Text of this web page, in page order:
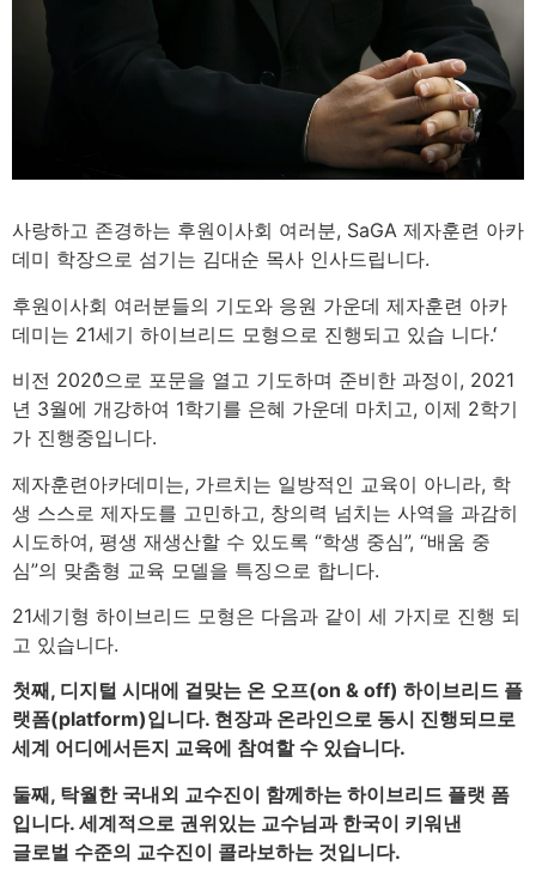
사랑하고 존경하는 후원이사회 여러분, SaGA 제자훈련 아카
데미 학장으로 섬기는 김대순 목사 인사드립니다.
후원이사회 여러분들의 기도와 응원 가운데 제자훈련 아카
데미는 21세기 하이브리드 모형으로 진행되고 있습 니다. ̒
비전 2020̓으로 포문을 열고 기도하며 준비한 과정이, 2021
년 3월에 개강하여 1학기를 은혜 가운데 마치고, 이제 2학기
가 진행중입니다.
제자훈련아카데미는, 가르치는 일방적인 교육이 아니라, 학
생 스스로 제자도를 고민하고, 창의력 넘치는 사역을 과감히
시도하여, 평생 재생산할 수 있도록 “학생 중심”, “배움 중
심”의 맞춤형 교육 모델을 특징으로 합니다.
21세기형 하이브리드 모형은 다음과 같이 세 가지로 진행 되
고 있습니다.
첫째, 디지털 시대에 걸맞는 온 오프(on & off) 하이브리드 플
랫폼(platform)입니다. 현장과 온라인으로 동시 진행되므로
세계 어디에서든지 교육에 참여할 수 있습니다.
둘째, 탁월한 국내외 교수진이 함께하는 하이브리드 플랫 폼
입니다. 세계적으로 권위있는 교수님과 한국이 키워낸
글로벌 수준의 교수진이 콜라보하는 것입니다.